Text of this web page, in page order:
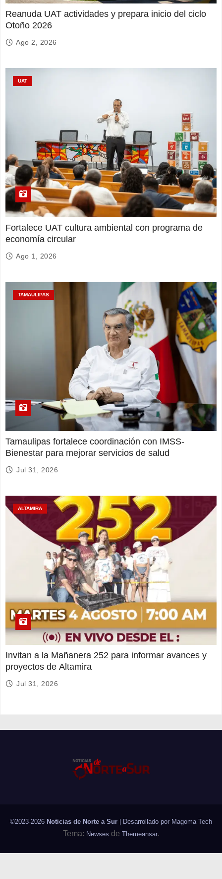
Reanuda UAT actividades y prepara inicio del ciclo
Otoño 2026
Ago 2, 2026
UAT
Fortalece UAT cultura ambiental con programa de
economía circular
Ago 1, 2026
TAMAULIPAS
Tamaulipas fortalece coordinación con IMSS-
Bienestar para mejorar servicios de salud
Jul 31, 2026
ALTAMIRA
Invitan a la Mañanera 252 para informar avances y
proyectos de Altamira
Jul 31, 2026
©2023-2026 Noticias de Norte a Sur | Desarrollado por Magoma Tech
Tema: Newses de Themeansar.